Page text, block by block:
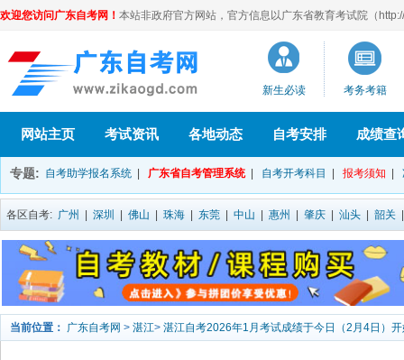
欢迎您访问广东自考网！ 本站非政府官方网站，官方信息以广东省教育考试院（
新生必读 考务考籍
网站主页 考试资讯 各地动态 自考安排 成绩查
专题: 自考助学报名系统 广东省自考管理系统 自考开考科目 报考须知
各区自考: 广州 深圳 佛山 珠海 东莞 中山 惠州 肇庆 汕头 韶关
当前位置： 广东自考网 > 湛江> 湛江自考2026年1月考试成绩于今日（2月4日）